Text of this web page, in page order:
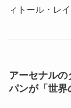
ィトール・レ
アーセナル
パンが「世界